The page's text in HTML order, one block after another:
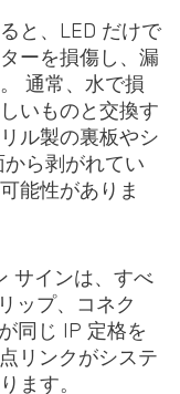
と、LED だけで
ーを損傷し、漏
通常、水で損
いものと交換す
ル製の裏板やシ
ら剥がれてい
能性がありま
サインは、すべ
ップ、コネク
同じ IP 定格を
リンクがシステ
ます。